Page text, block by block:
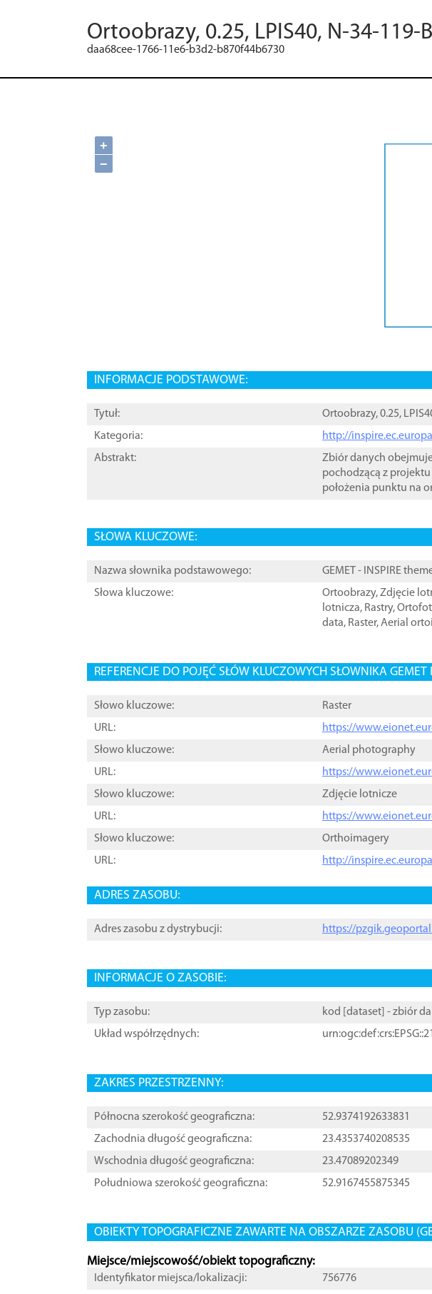
Ortoobrazy, 0.25, LPIS40, N-34-119-
daa68cee-1766-11e6-b3d2-b870f44b6730
+
−
INFORMACJE PODSTAWOWE:
Tytuł:
Ortoobrazy, 0.25,
Kategoria:
http://
Abstrakt:
Zbiór danych
pochodzącą z projektu
położenia punktu na
SŁOWA KLUCZOWE:
Nazwa słownika podstawowego:
GEMET - INSPIRE
Słowa kluczowe:
Ortoobrazy,Zdjęcie
lotnicza, Rastry,
data, Raster,Aerial
REFERENCJE DO POJĘĆ SŁÓW KLUCZOWYCH SŁOWNIKA GEMET
Słowo kluczowe:
Raster
URL:
https://
Słowo kluczowe:
Aerial photography
URL:
https://
Słowo kluczowe:
Zdjęcie lotnicze
URL:
https://
Słowo kluczowe:
Orthoimagery
URL:
http://
ADRES ZASOBU:
Adres zasobu z dystrybucji: https://
INFORMACJE O ZASOBIE:
Typ zasobu: kod [ dataset ] - zbiór
Układ współrzędnych:
ZAKRES PRZESTRZENNY:
Północna szerokość geograficzna:
52.9374192633831
Zachodnia długość geograficzna:
23.4353740208535
Wschodnia długość geograficzna:
23.47089202349
Południowa szerokość geograficzna:
52.9167455875345
OBIEKTY TOPOGRAFICZNE ZAWARTE NA OBSZARZE ZASOBU
Miejsce/miejscowość/obiekt topograficzny:
Identyfikator miejsca/lokalizacji:
756776